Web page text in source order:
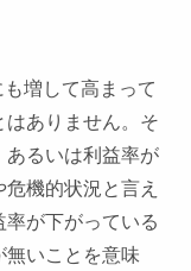
増して高まって
はありません。そ
あるいは利益率が
機的状況と言え
率が下がっている
無いことを意味